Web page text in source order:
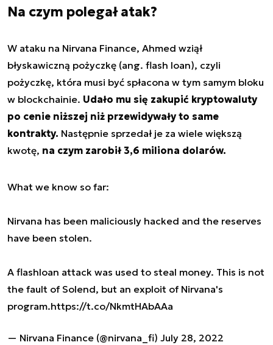
Na czym polegał atak?
W ataku na Nirvana Finance, Ahmed wziął
błyskawiczną pożyczkę (ang. flash loan), czyli
pożyczkę, która musi być spłacona w tym samym bloku
w blockchainie. Udało mu się zakupić kryptowaluty
po cenie niższej niż przewidywały to same
kontrakty. Następnie sprzedał je za wiele większą
kwotę, na czym zarobił 3,6 miliona dolarów.
What we know so far:
Nirvana has been maliciously hacked and the reserves
have been stolen.
A flashloan attack was used to steal money. This is not
the fault of Solend, but an exploit of Nirvana's
program.https://t.co/NkmtHAbAAa
— Nirvana Finance (@nirvana_fi) July 28, 2022